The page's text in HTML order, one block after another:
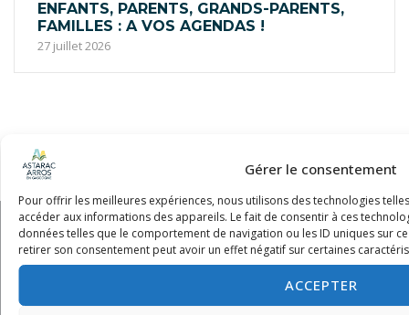
Gérer le consentement
Pour offrir les meilleures expériences, nous utilisons des technologies
accéder aux informations des appareils. Le fait de consentir à ces
données telles que le comportement de navigation ou les ID uniques sur
retirer son consentement peut avoir un effet négatif sur certaines
ACCEPTER
ENFANTS, PARENTS, GRANDS-PARENTS,
FAMILLES : A VOS AGENDAS !
27 juillet 2026